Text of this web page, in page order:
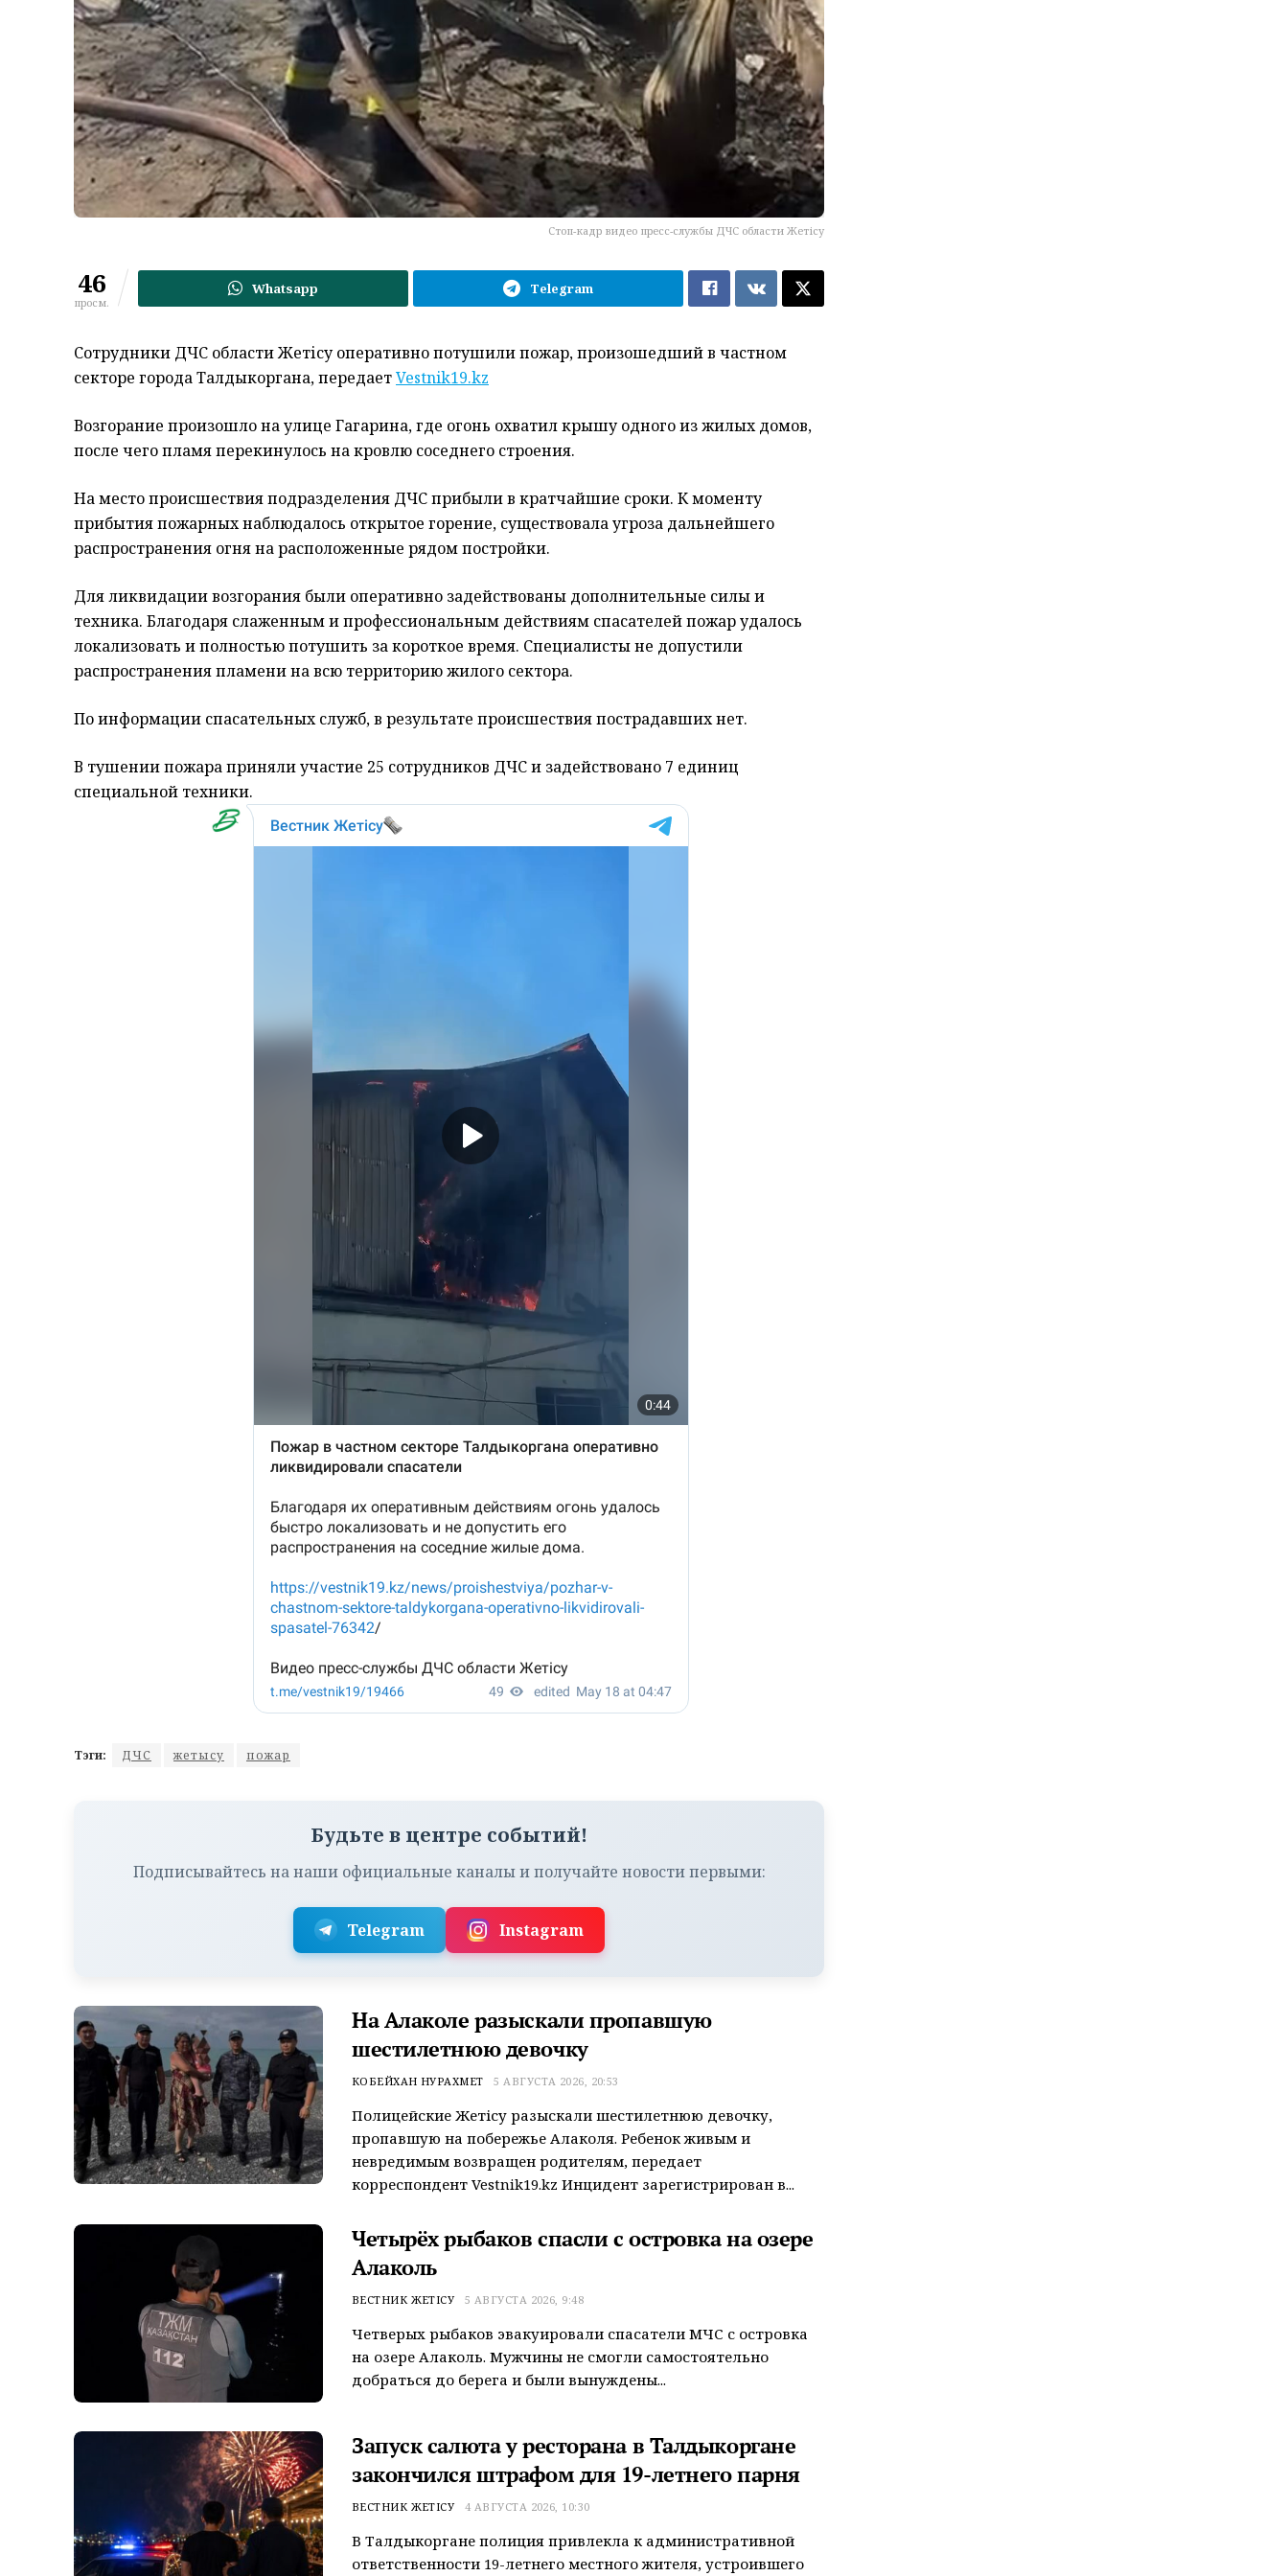
Стоп-кадр видео пресс-службы ДЧС области Жетісу
46
просм.
Whatsapp Telegram
Сотрудники ДЧС области Жетісу оперативно потушили пожар, произошедший в частном
секторе города Талдыкоргана, передаетVestnik19.kz
Возгорание произошло на улице Гагарина, где огонь охватил крышу одного из жилых домов,
после чего пламя перекинулось на кровлю соседнего строения.
На место происшествия подразделения ДЧС прибыли в кратчайшие сроки. К моменту
прибытия пожарных наблюдалось открытое горение, существовала угроза дальнейшего
распространения огня на расположенные рядом постройки.
Для ликвидации возгорания были оперативно задействованы дополнительные силы и
техника. Благодаря слаженным и профессиональным действиям спасателей пожар удалось
локализовать и полностью потушить за короткое время. Специалисты не допустили
распространения пламени на всю территорию жилого сектора.
По информации спасательных служб, в результате происшествия пострадавших нет.
В тушении пожара приняли участие 25 сотрудников ДЧС и задействовано 7 единиц
специальной техники.
Тэги: ДЧС жетысу пожар
Будьте в центре событий!
Подписывайтесь на наши официальные каналы и получайте новости первыми:
Telegram Instagram
На Алаколе разыскали пропавшую
шестилетнюю девочку
КОБЕЙХАН НУРАХМЕТ 5 АВГУСТА 2026, 20:53
Полицейские Жетісу разыскали шестилетнюю девочку,
пропавшую на побережье Алаколя. Ребенок живым и
невредимым возвращен родителям, передает
корреспондент Vestnik19.kz Инцидент зарегистрирован в...
Четырёх рыбаков спасли с островка на озере
Алаколь
ВЕСТНИК ЖЕТІСУ 5 АВГУСТА 2026, 9:48
Четверых рыбаков эвакуировали спасатели МЧС с островка
на озере Алаколь. Мужчины не смогли самостоятельно
добраться до берега и были вынуждены...
Запуск салюта у ресторана в Талдыкоргане
закончился штрафом для 19-летнего парня
ВЕСТНИК ЖЕТІСУ 4 АВГУСТА 2026, 10:30
В Талдыкоргане полиция привлекла к административной
ответственности 19-летнего местного жителя, устроившего